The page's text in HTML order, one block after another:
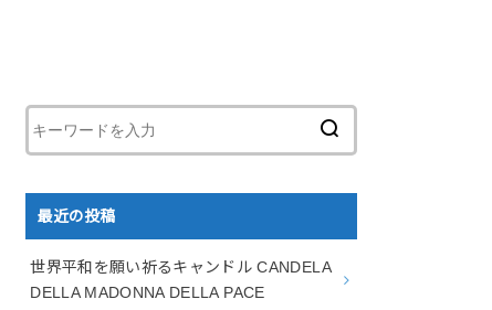
最近の投稿
世界平和を願い祈るキャンドル CANDELA
DELLA MADONNA DELLA PACE